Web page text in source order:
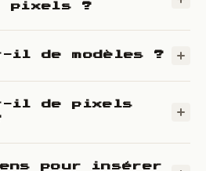
pixels ?
il de modèles ?
t-il de pixels
pour insérer